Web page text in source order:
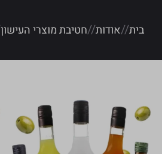
בית אודות חטיבת מוצרי העישון